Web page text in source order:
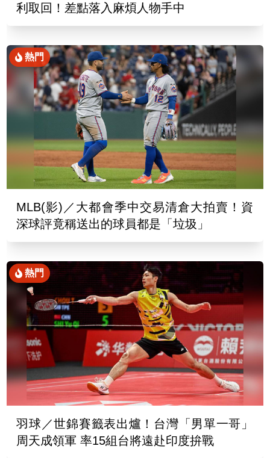
利取回！差點落入麻煩人物手中
熱門
MLB(影)／大都會季中交易清倉大拍賣！資
深球評竟稱送出的球員都是「垃圾」
熱門
羽球／世錦賽籤表出爐！台灣「男單一哥」
周天成領軍 率15組台將遠赴印度拚戰